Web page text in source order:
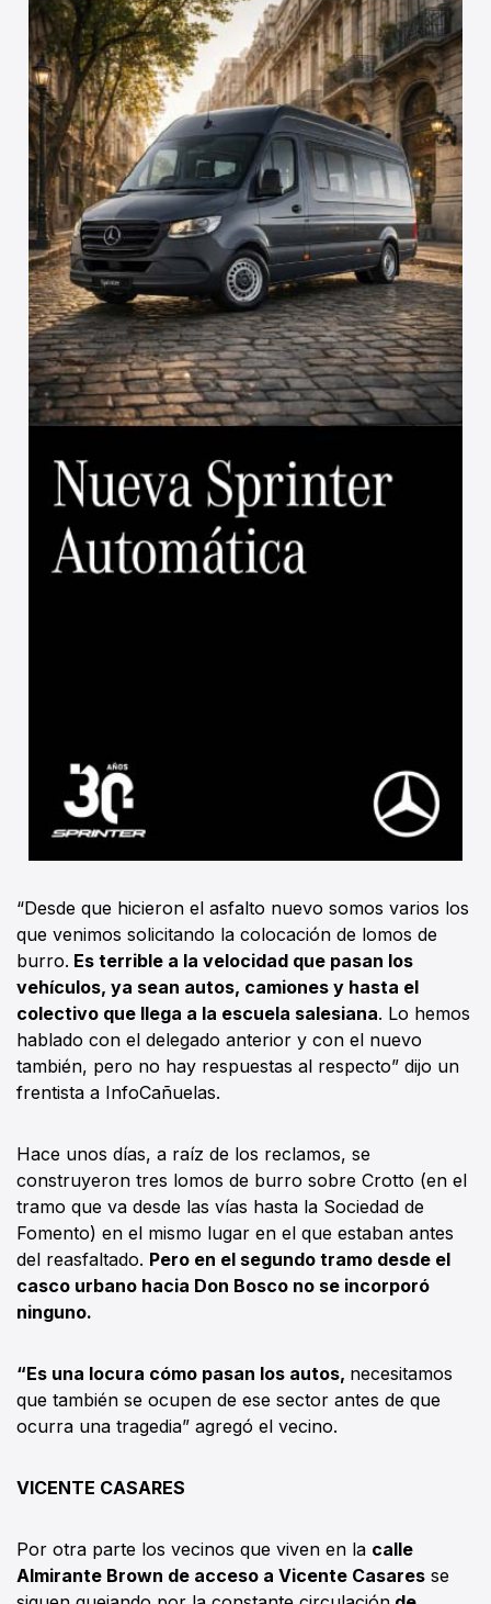
“Desde que hicieron el asfalto nuevo somos varios los
que venimos solicitando la colocación de lomos de
burro. Es terrible a la velocidad que pasan los
vehículos, ya sean autos, camiones y hasta el
colectivo que llega a la escuela salesiana. Lo hemos
hablado con el delegado anterior y con el nuevo
también, pero no hay respuestas al respecto” dijo un
frentista a InfoCañuelas.
Hace unos días, a raíz de los reclamos, se
construyeron tres lomos de burro sobre Crotto (en el
tramo que va desde las vías hasta la Sociedad de
Fomento) en el mismo lugar en el que estaban antes
del reasfaltado. Pero en el segundo tramo desde el
casco urbano hacia Don Bosco no se incorporó
ninguno.
“Es una locura cómo pasan los autos, necesitamos
que también se ocupen de ese sector antes de que
ocurra una tragedia” agregó el vecino.
VICENTE CASARES
Por otra parte los vecinos que viven en la calle
Almirante Brown de acceso a Vicente Casares se